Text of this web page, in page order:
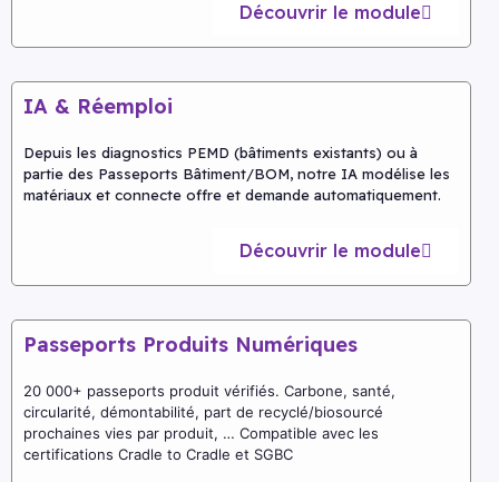
Découvrir le module
IA & Réemploi
Depuis les diagnostics PEMD (bâtiments existants) ou à
partie des Passeports Bâtiment/BOM, notre IA modélise les
matériaux et connecte offre et demande automatiquement.
Découvrir le module
Passeports Produits Numériques
20 000+ passeports produit vérifiés. Carbone, santé,
circularité, démontabilité, part de recyclé/biosourcé
prochaines vies par produit, … Compatible avec les
certifications Cradle to Cradle et SGBC